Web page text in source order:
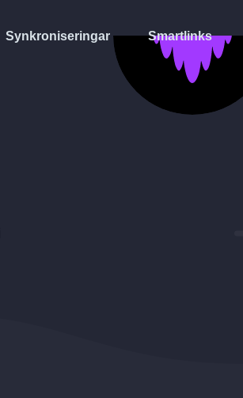
Synkroniseringar Smartlinks